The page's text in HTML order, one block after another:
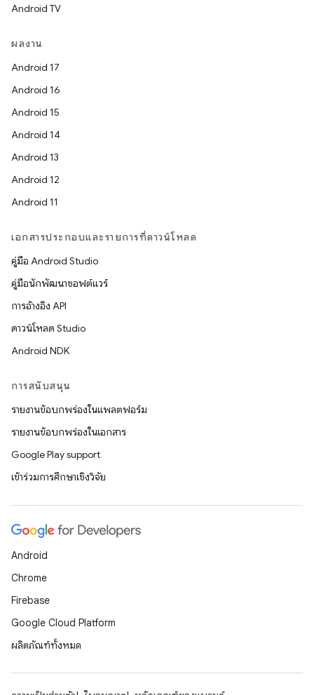
Android TV
ผลงาน
Android 17
Android 16
Android 15
Android 14
Android 13
Android 12
Android 11
เอกสารประกอบและรายการที่ดาวน์โหลด
คู่มือ Android Studio
คู่มือนักพัฒนาซอฟต์แวร์
การอ้างอิง API
ดาวน์โหลด Studio
Android NDK
การสนับสนุน
รายงานข้อบกพร่องในแพลตฟอร์ม
รายงานข้อบกพร่องในเอกสาร
Google Play support
เข้าร่วมการศึกษาเชิงวิจัย
Android
Chrome
Firebase
Google Cloud Platform
ผลิตภัณฑ์ทั้งหมด